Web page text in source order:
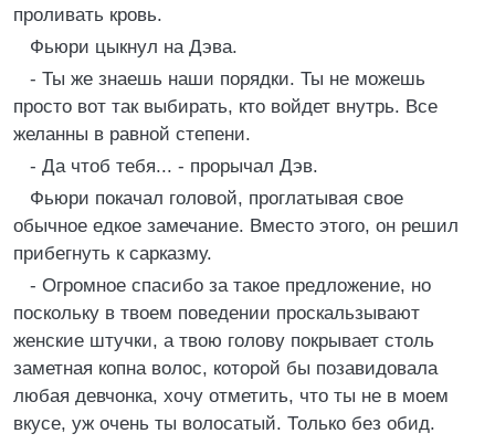
проливать кровь.
Фьюри цыкнул на Дэва.
- Ты же знаешь наши порядки. Ты не можешь
просто вот так выбирать, кто войдет внутрь. Все
желанны в равной степени.
- Да чтоб тебя... - прорычал Дэв.
Фьюри покачал головой, проглатывая свое
обычное едкое замечание. Вместо этого, он решил
прибегнуть к сарказму.
- Огромное спасибо за такое предложение, но
поскольку в твоем поведении проскальзывают
женские штучки, а твою голову покрывает столь
заметная копна волос, которой бы позавидовала
любая девчонка, хочу отметить, что ты не в моем
вкусе, уж очень ты волосатый. Только без обид.